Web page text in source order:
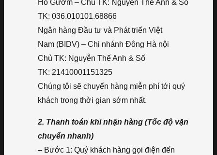
Hồ Gươm – Chủ TK: Nguyễn Thế Anh & Số
TK: 036.010101.68866
Ngân hàng Đầu tư và Phát triển Việt
Nam (BIDV) – Chi nhánh Đông Hà nội
Chủ TK: Nguyễn Thế Anh & Số
TK: 21410001151325
Chúng tôi sẽ chuyển hàng miễn phí tới quý
khách trong thời gian sớm nhất.
2. Thanh toán khi nhận hàng (Tốc độ vận
chuyển nhanh)
– Bước 1: Quý khách hàng gọi điện đến